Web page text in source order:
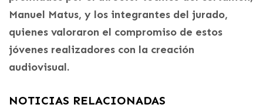
Manuel Matus, y los integrantes del jurado,
quienes valoraron el compromiso de estos
jóvenes realizadores con la creación
audiovisual.
NOTICIAS RELACIONADAS